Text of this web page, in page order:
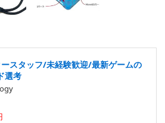
スタッフ/未経験歓迎/最新ゲームの
選考